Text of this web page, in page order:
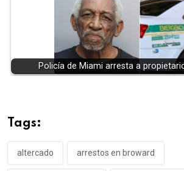
Policía de Miami arresta a
Tags:
altercado arrestos en broward